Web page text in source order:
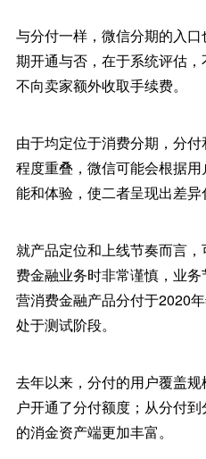
与分付一样，微信分期的入
期开通与否，在于系统评估
不向卖家额外收取手续费。
由于均定位于消费分期，分
程度重叠，微信可能会根据
能和体验，使二者呈现出差异
就产品定位和上线节奏而言
费金融业务时非常谨慎，业
营消费金融产品分付于2020
处于测试阶段。
去年以来，分付的用户覆盖
户开通了分付额度；从分付
的消金资产端更加丰富。